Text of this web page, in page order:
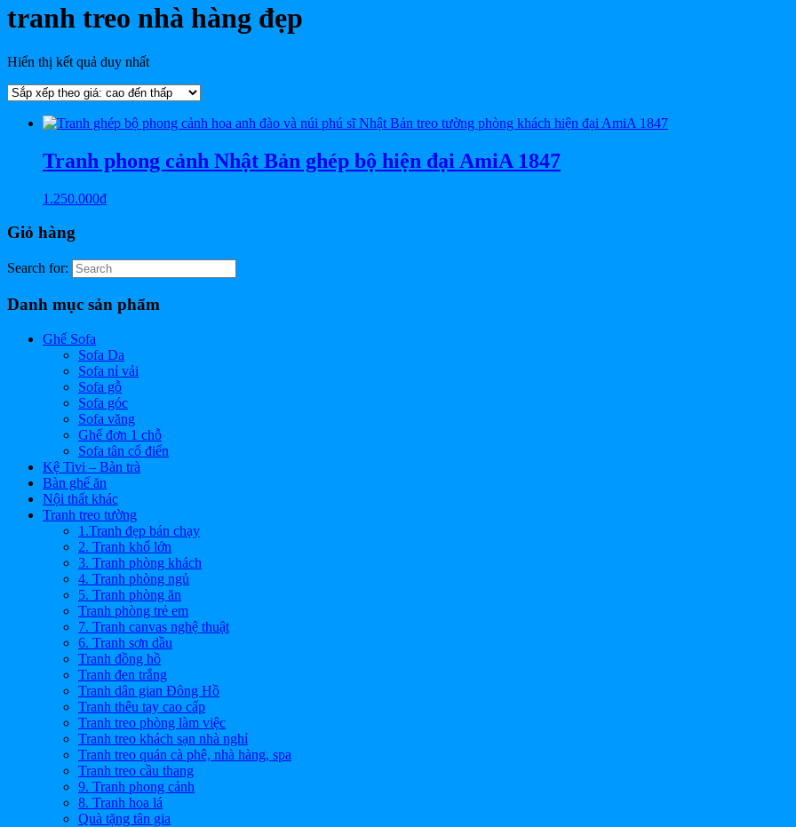
tranh treo nhà hàng đẹp
Hiển thị kết quả duy nhất
Tranh phong cảnh Nhật Bản ghép bộ hiện đại AmiA 1847
1.250.000₫
Giỏ hàng
Search for:
Danh mục sản phẩm
Ghế Sofa
Sofa Da
Sofa nỉ vải
Sofa gỗ
Sofa góc
Sofa văng
Ghế đơn 1 chỗ
Sofa tân cổ điển
Kệ Tivi – Bàn trà
Bàn ghế ăn
Nội thất khác
Tranh treo tường
1.Tranh đẹp bán chạy
2. Tranh khổ lớn
3. Tranh phòng khách
4. Tranh phòng ngủ
5. Tranh phòng ăn
Tranh phòng trẻ em
7. Tranh canvas nghệ thuật
6. Tranh sơn dầu
Tranh đồng hồ
Tranh đen trắng
Tranh dân gian Đông Hồ
Tranh thêu tay cao cấp
Tranh treo phòng làm việc
Tranh treo khách sạn nhà nghỉ
Tranh treo quán cà phê, nhà hàng, spa
Tranh treo cầu thang
9. Tranh phong cảnh
8. Tranh hoa lá
Quà tặng tân gia